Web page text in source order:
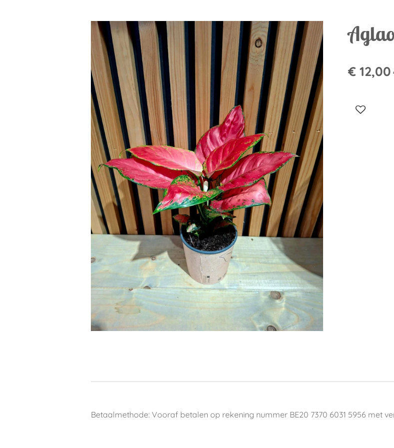
€ 12,00
Betaalmethode: Vooraf betalen op rekening nummer BE20 7370 6031 5956 met